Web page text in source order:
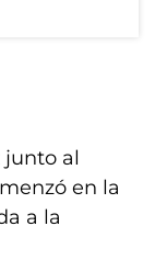
junto al
en la
a la